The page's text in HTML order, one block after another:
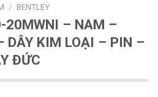
/ BENTLEY
20MWNI – NAM –
DÂY KIM LOẠI – PIN –
ĐỨC